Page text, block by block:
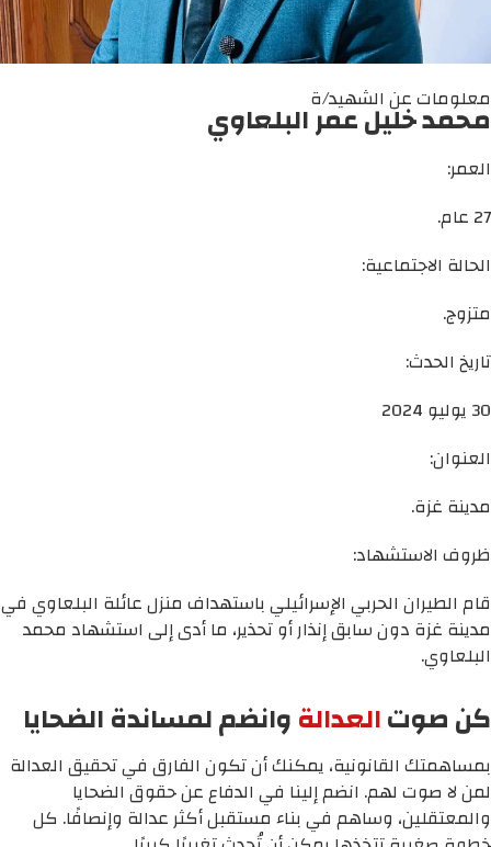
معلومات عن الشهيد/ة
محمد خليل عمر البلعاوي
العمر:
27 عام.
الحالة الاجتماعية:
متزوج.
تاريخ الحدث:
30 يوليو 2024
العنوان:
مدينة غزة.
ظروف الاستشهاد:
قام الطيران الحربي الإسرائيلي باستهداف منزل عائلة البلعاوي في
مدينة غزة دون سابق إنذار أو تحذير، ما أدى إلى استشهاد محمد
البلعاوي.
كن صوتالعدالةوانضم لمساندة الضحايا
بمساهمتك القانونية، يمكنك أن تكون الفارق في تحقيق العدالة
لمن لا صوت لهم. انضم إلينا في الدفاع عن حقوق الضحايا
والمعتقلين، وساهم في بناء مستقبل أكثر عدالة وإنصافًا. كل